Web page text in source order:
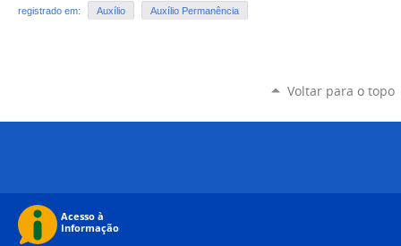
registrado em: Auxílio Auxílio Permanência
Voltar para o topo